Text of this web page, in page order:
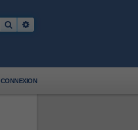
Rechercher
CONNEXION